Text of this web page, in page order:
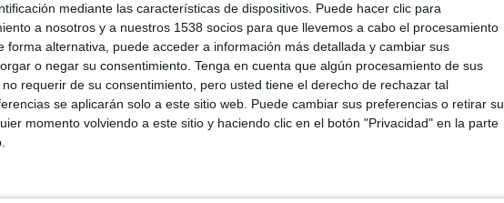
mediante las características de dispositivos. Puede hacer clic para
a nosotros y a nuestros 1538 socios para que llevemos a cabo el procesamiento
forma alternativa, puede acceder a información más detallada y cambiar sus
o negar su consentimiento. Tenga en cuenta que algún procesamiento de sus
requerir de su consentimiento, pero usted tiene el derecho de rechazar tal
se aplicarán solo a este sitio web. Puede cambiar sus preferencias o retirar su
momento volviendo a este sitio y haciendo clic en el botón "Privacidad" en la parte
National League
76 (97.44%)
FA Cup
2 (2.56%)
Ver ranking completo